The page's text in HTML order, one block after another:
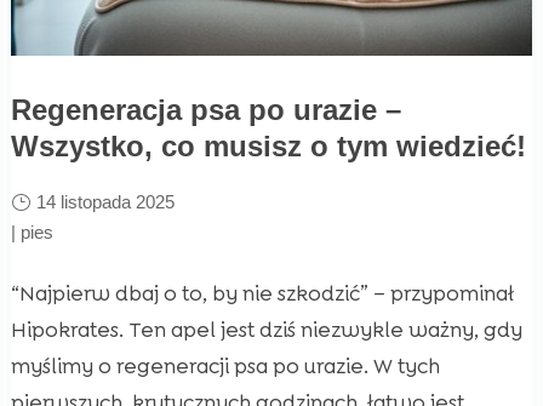
Regeneracja psa po urazie –
Wszystko, co musisz o tym wiedzieć!
14 listopada 2025
| pies
“Najpierw dbaj o to, by nie szkodzić” – przypominał
Hipokrates. Ten apel jest dziś niezwykle ważny, gdy
myślimy o regeneracji psa po urazie. W tych